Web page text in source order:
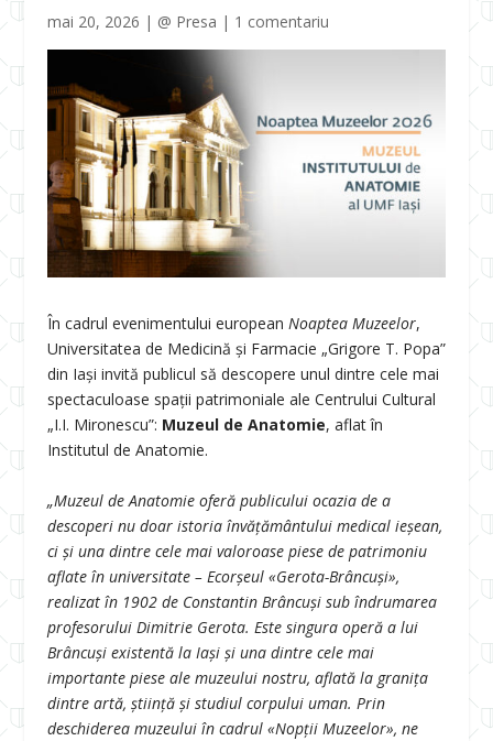
mai 20, 2026 | @ Presa | 1 comentariu
În cadrul evenimentului european Noaptea Muzeelor,
Universitatea de Medicină și Farmacie „Grigore T. Popa”
din Iași invită publicul să descopere unul dintre cele mai
spectaculoase spații patrimoniale ale Centrului Cultural
„I.I. Mironescu”: Muzeul de Anatomie, aflat în
Institutul de Anatomie.
„Muzeul de Anatomie oferă publicului ocazia de a
descoperi nu doar istoria învățământului medical ieșean,
ci și una dintre cele mai valoroase piese de patrimoniu
aflate în universitate – Ecorșeul «Gerota-Brâncuși»,
realizat în 1902 de Constantin Brâncuși sub îndrumarea
profesorului Dimitrie Gerota. Este singura operă a lui
Brâncuși existentă la Iași și una dintre cele mai
importante piese ale muzeului nostru, aflată la granița
dintre artă, știință și studiul corpului uman. Prin
deschiderea muzeului în cadrul «Nopții Muzeelor», ne